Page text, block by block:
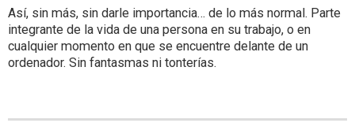
Así, sin más, sin darle importancia… de lo más normal. Parte
integrante de la vida de una persona en su trabajo, o en
cualquier momento en que se encuentre delante de un
ordenador. Sin fantasmas ni tonterías.